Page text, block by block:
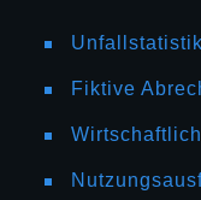
Unfallstatistik
Fiktive